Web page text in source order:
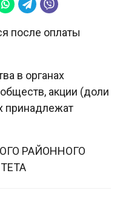
после оплаты
в органах
акции (доли
принадлежат
РАЙОННОГО